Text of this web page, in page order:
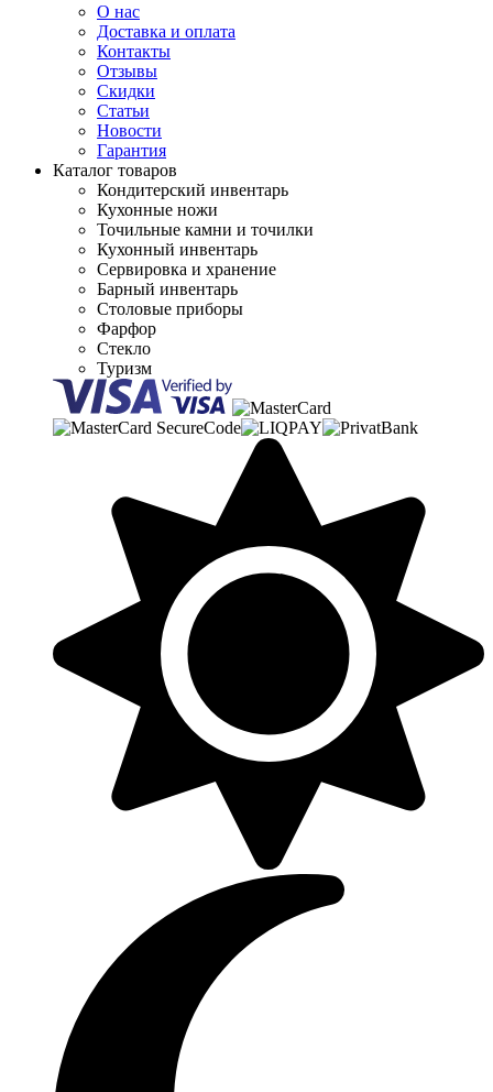
О нас
Доставка и оплата
Контакты
Отзывы
Скидки
Статьи
Новости
Гарантия
Каталог товаров
Кондитерский инвентарь
Кухонные ножи
Точильные камни и точилки
Кухонный инвентарь
Сервировка и хранение
Барный инвентарь
Столовые приборы
Фарфор
Стекло
Туризм